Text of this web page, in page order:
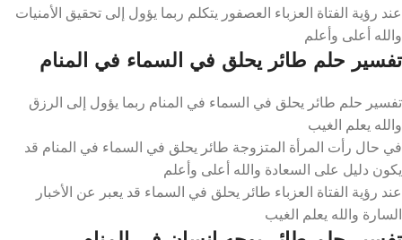
عند رؤية الفتاة العزباء العصفور يتكلم ربما يؤول إلى تحقيق الأمنيات
والله أعلى وأعلم
تفسير حلم طائر يحلق في السماء في المنام
تفسير حلم طائر يحلق في السماء في المنام ربما يؤول إلى الرزق
والله يعلم الغيب
في حال رأت المرأة المتزوجة طائر يحلق في السماء في المنام قد
يكون دليل على السعادة والله أعلى وأعلم
عند رؤية الفتاة العزباء طائر يحلق في السماء قد يعبر عن الأخبار
السارة والله يعلم الغيب